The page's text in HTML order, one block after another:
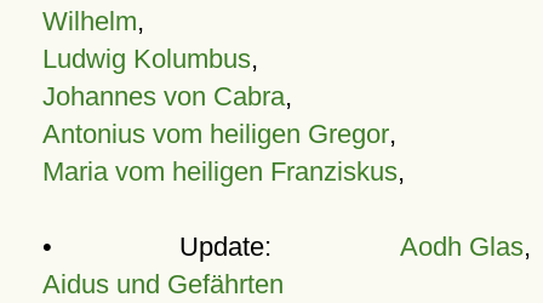
Wilhelm,
Ludwig Kolumbus,
Johannes von Cabra,
Antonius vom heiligen Gregor,
Maria vom heiligen Franziskus,
• Update: Aodh Glas,
Aidus und Gefährten